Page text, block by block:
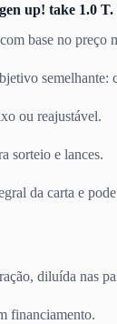
up! take 1.0
base no
ou reajustável.
sorteio e lances.
da carta e
diluída nas
financiamento.